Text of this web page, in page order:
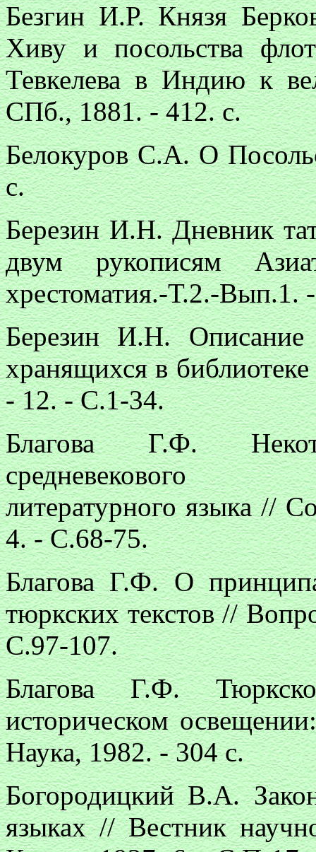
Безгин И.Р. Князя
Хиву и посольства
Тевкелева в Индию к
СПб., 1881. - 412. с.
Белокуров С.А. О
с.
Березин И.Н. Дневник
двум рукописям
хрестоматия.-Т.2.-Вып.1.
Березин И.Н. Описание
хранящихся в
- 12. - С.1-34.
Благова Г.Ф.
средневекового
литературного языка //
4. - С.68-75.
Благова Г.Ф. О
тюркских текстов //
С.97-107.
Благова Г.Ф.
историческом
Наука, 1982. - 304 с.
Богородицкий В.А.
языках // Вестник